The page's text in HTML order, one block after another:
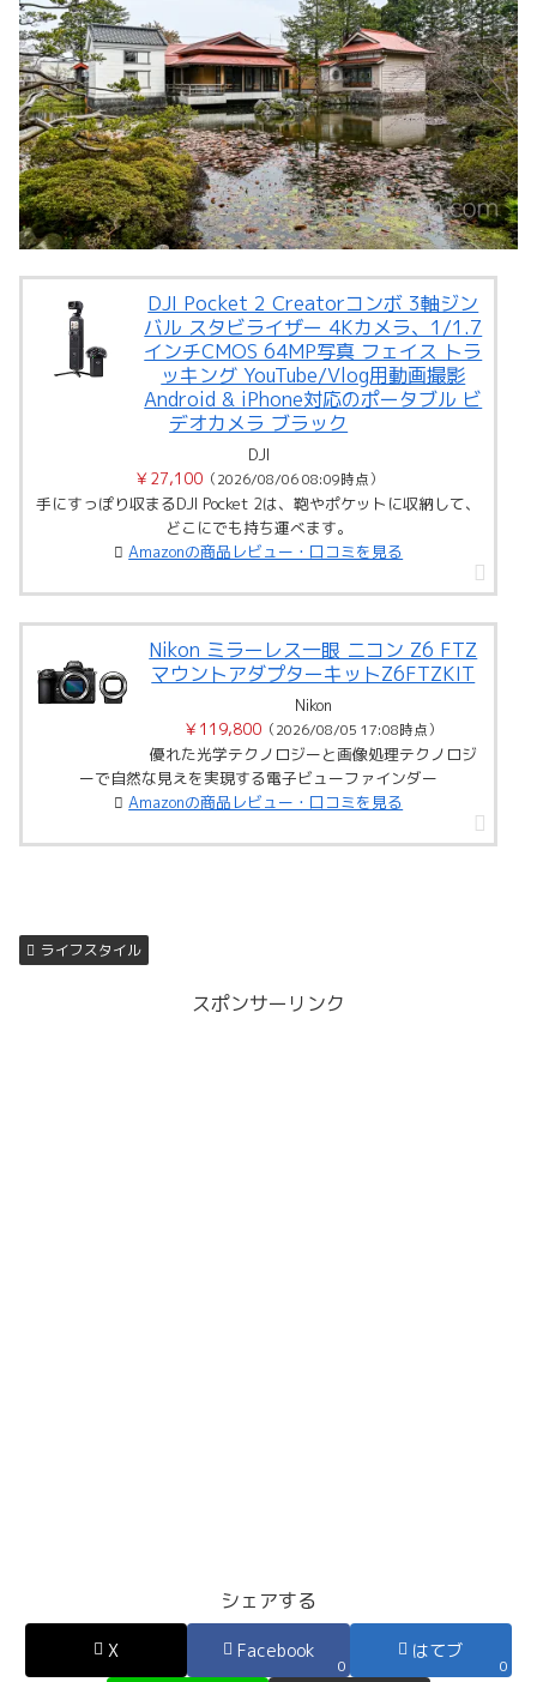
DJI Pocket 2 Creatorコンボ 3軸ジン
バル スタビライザー 4Kカメラ、1/1.7
インチCMOS 64MP写真 フェイス トラ
ッキング YouTube/Vlog用動画撮影
Android & iPhone対応のポータブル ビ
デオカメラ ブラック
DJI
￥27,100（2026/08/06 08:09時点）
手にすっぽり収まるDJI Pocket 2は、鞄やポケットに収納して、
どこにでも持ち運べます。
Amazonの商品レビュー・口コミを見る
Nikon ミラーレス一眼 ニコン Z6 FTZ
マウントアダプターキットZ6FTZKIT
Nikon
￥119,800 （2026/08/05 17:08時点）
優れた光学テクノロジーと画像処理テクノロジ
ーで自然な見えを実現する電子ビューファインダー
Amazonの商品レビュー・口コミを見る
ライフスタイル
スポンサーリンク
シェアする
X Facebook
0
はてブ
0